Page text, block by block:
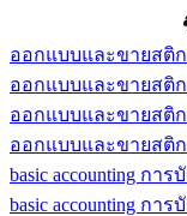
ออกแบบและขายสติ
ออกแบบและขายสติ
ออกแบบและขายสติ
ออกแบบและขายสติ
basic accounting กา
basic accounting กา